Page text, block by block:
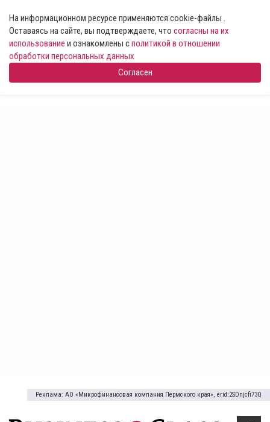
На информационном ресурсе применяются cookie-файлы .
Оставаясь на сайте, вы подтверждаете, что согласны на их
использование и ознакомлены сполитикой в отношении
обработки персональных данных
Согласен
Реклама: АО «Микрофинансовая компания Пермского края», erid:2SDnjcfi73Q